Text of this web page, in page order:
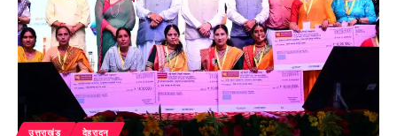
उत्तराखंड देहरादून